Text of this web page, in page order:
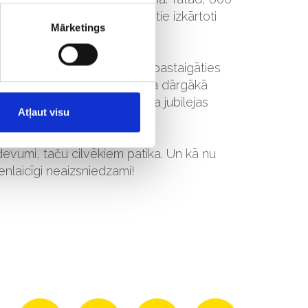
Mārketings
Atļaut visu
celiņu. Bildēs redzams, ka tie izkārtoti
izskatās iespaidīgi.
Cilvēki tika aicināti pastaigāties
un bagātību. Šī bija dārgākā
jo pēc iepirkšanās centra jubilejas
taču cilvēkiem patika. Un kā nu
neaizsniedzami!